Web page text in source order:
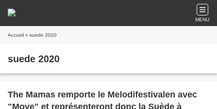
MENU
Accueil » suede 2020
suede 2020
The Mamas remporte le Melodifestivalen avec
"Move" et représenteront donc la Suède à